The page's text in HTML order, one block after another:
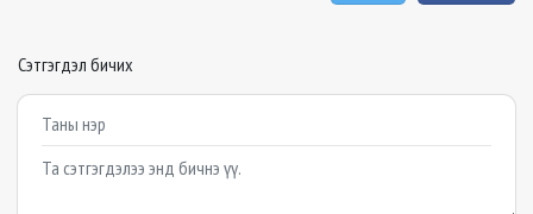
Сэтгэгдэл бичих
Example textarea